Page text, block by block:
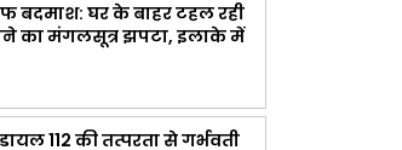
बदमाश: घर के बाहर टहल रही
का मंगलसूत्र झपटा, इलाके में
112 की तत्परता से गर्भवती